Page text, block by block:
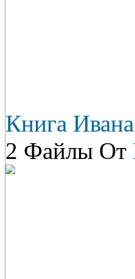
Книга
2 Файлы От